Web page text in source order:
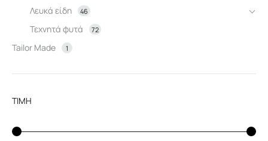
Λευκά είδη 46
Τεχνητά φυτά 72
Tailor Made 1
ΤΙΜΗ